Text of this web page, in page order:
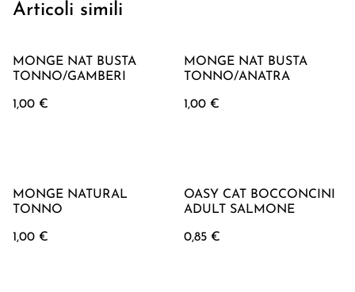
Articoli simili
MONGE NAT BUSTA
TONNO/GAMBERI
1,00 €
MONGE NAT BUSTA
TONNO/ANATRA
1,00 €
MONGE NATURAL
TONNO
1,00 €
OASY CAT BOCCONCINI
ADULT SALMONE
0,85 €